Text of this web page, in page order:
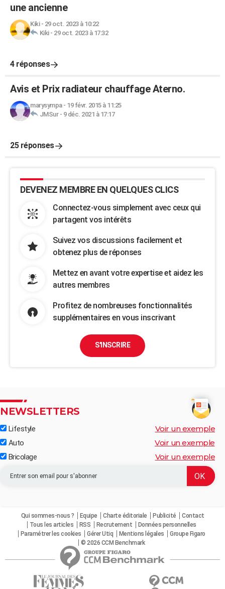
une ancienne
Kiki- 29 oct. 2023 à 10:22
Kiki- 29 oct. 2023 à 17:32
4 réponses
Avis et Prix radiateur chauffage Aterno.
marysympa- 19 févr. 2015 à 11:25
JMSur- 9 déc. 2021 à 17:17
25 réponses
DEVENEZ MEMBRE EN QUELQUES CLICS
Connectez-vous simplement avec ceux qui
partagent vos intérêts
Suivez vos discussions facilement et
obtenez plus de réponses
Mettez en avant votre expertise et aidez les
autres membres
Profitez de nombreuses fonctionnalités
supplémentaires en vous inscrivant
S'INSCRIRE
NEWSLETTERS
Lifestyle Voir un exemple
Auto Voir un exemple
Bricolage Voir un exemple
Qui sommes-nous ? Equipe Charte éditoriale Publicité
Contact
Tous les articles
RSS Recrutement
Données personnelles
Paramétrer les cookies
Gérer Utiq Mentions légales
Groupe Figaro
© 2026 CCM Benchmark